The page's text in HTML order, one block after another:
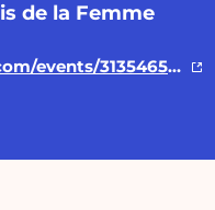
de la Femme
https://www.facebook.com/events/313546518175208/?ref=newsfeed